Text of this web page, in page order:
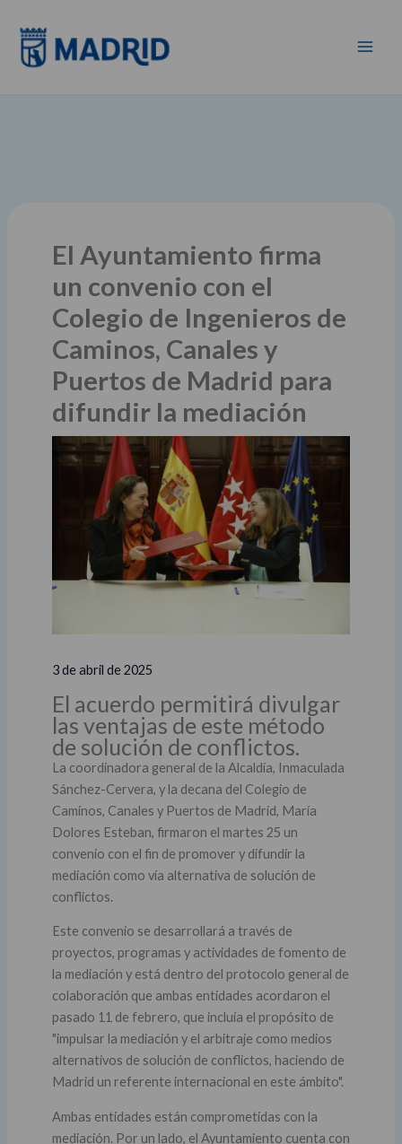
contenido
El Ayuntamiento firma
un convenio con el
Colegio de Ingenieros de
Caminos, Canales y
Puertos de Madrid para
difundir la mediación
3 de abril de 2025
El acuerdo permitirá divulgar
las ventajas de este método
de solución de conflictos.
La coordinadora general de la Alcaldía, Inmaculada
Sánchez-Cervera, y la decana del Colegio de
Caminos, Canales y Puertos de Madrid, María
Dolores Esteban, firmaron el martes 25 un
convenio con el fin de promover y difundir la
mediación como vía alternativa de solución de
conflictos.
Este convenio se desarrollará a través de
proyectos, programas y actividades de fomento de
la mediación y está dentro del protocolo general de
colaboración que ambas entidades acordaron el
pasado 11 de febrero, que incluía el propósito de
"impulsar la mediación y el arbitraje como medios
alternativos de solución de conflictos, haciendo de
Madrid un referente internacional en este ámbito".
Ambas entidades están comprometidas con la
mediación. Por un lado, el Ayuntamiento cuenta con